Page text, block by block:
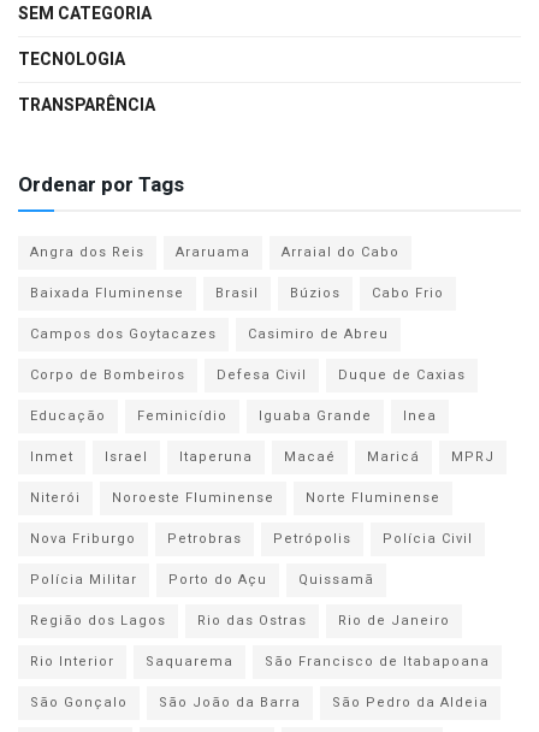
SEM CATEGORIA
TECNOLOGIA
TRANSPARÊNCIA
Ordenar por Tags
Angra dos Reis Araruama
Arraial do Cabo
Baixada Fluminense
Brasil Búzios
Cabo Frio
Campos dos Goytacazes
Casimiro de Abreu
Corpo de Bombeiros
Defesa Civil
Duque de Caxias
Educação
Feminicídio Iguaba Grande
Inea
Inmet
Israel Itaperuna Macaé Maricá
MPRJ
Niterói
Noroeste Fluminense
Norte Fluminense
Nova Friburgo
Petrobras Petrópolis
Polícia Civil
Polícia Militar
Porto do Açu
Quissamã
Região dos Lagos
Rio das Ostras
Rio de Janeiro
Rio Interior
Saquarema
São Francisco de Itabapoana
São Gonçalo
São João da Barra
São Pedro da Aldeia